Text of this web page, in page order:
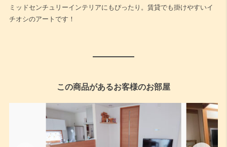
ミッドセンチュリーインテリアにもぴったり。賃貸でも掛けやすいイ
チオシのアートです！
この商品があるお客様のお部屋